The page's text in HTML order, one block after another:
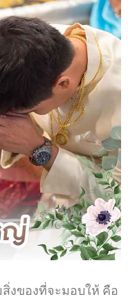
งของที่จะมอบให้ คือ